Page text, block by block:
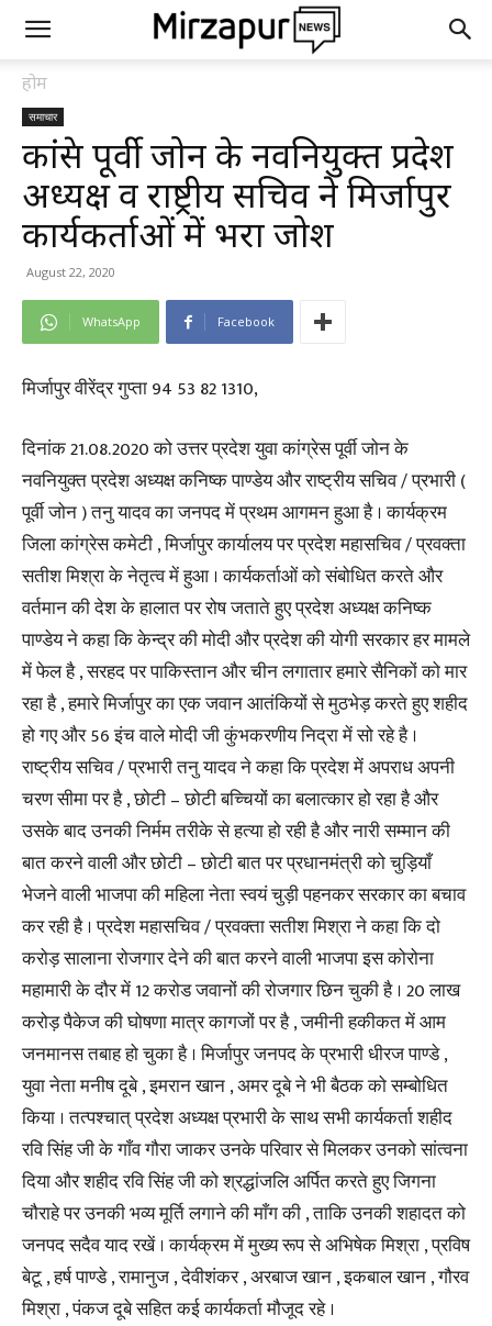
होम
समाचार
कांग्रेस पूर्वी जोन के नवनियुक्त प्रदेश
अध्यक्ष व राष्ट्रीय सचिव ने मिर्जापुर
कार्यकर्ताओं में भरा जोश
August 22, 2020
WhatsApp Facebook
मिर्जापुर वीरेंद्र गुप्ता 94 53 82 1310,
दिनांक 21.08.2020 को उत्तर प्रदेश युवा कांग्रेस पूर्वी जोन के
नवनियुक्त प्रदेश अध्यक्ष कनिष्क पाण्डेय और राष्ट्रीय सचिव / प्रभारी (
पूर्वी जोन ) तनु यादव का जनपद में प्रथम आगमन हुआ है । कार्यक्रम
जिला कांग्रेस कमेटी , मिर्जापुर कार्यालय पर प्रदेश महासचिव / प्रवक्ता
सतीश मिश्रा के नेतृत्व में हुआ । कार्यकर्ताओं को संबोधित करते और
वर्तमान की देश के हालात पर रोष जताते हुए प्रदेश अध्यक्ष कनिष्क
पाण्डेय ने कहा कि केन्द्र की मोदी और प्रदेश की योगी सरकार हर मामले
में फेल है , सरहद पर पाकिस्तान और चीन लगातार हमारे सैनिकों को मार
रहा है , हमारे मिर्जापुर का एक जवान आतंकियों से मुठभेड़ करते हुए शहीद
हो गए और 56 इंच वाले मोदी जी कुंभकरणीय निद्रा में सो रहे है ।
राष्ट्रीय सचिव / प्रभारी तनु यादव ने कहा कि प्रदेश में अपराध अपनी
चरण सीमा पर है , छोटी – छोटी बच्चियों का बलात्कार हो रहा है और
उसके बाद उनकी निर्मम तरीके से हत्या हो रही है और नारी सम्मान की
बात करने वाली और छोटी – छोटी बात पर प्रधानमंत्री को चुड़ियाँ
भेजने वाली भाजपा की महिला नेता स्वयं चुड़ी पहनकर सरकार का बचाव
कर रही है । प्रदेश महासचिव / प्रवक्ता सतीश मिश्रा ने कहा कि दो
करोड़ सालाना रोजगार देने की बात करने वाली भाजपा इस कोरोना
महामारी के दौर में 12 करोड जवानों की रोजगार छिन चुकी है । 20 लाख
करोड़ पैकेज की घोषणा मात्र कागजों पर है , जमीनी हकीकत में आम
जनमानस तबाह हो चुका है । मिर्जापुर जनपद के प्रभारी धीरज पाण्डे ,
युवा नेता मनीष दूबे , इमरान खान , अमर दूबे ने भी बैठक को सम्बोधित
किया । तत्पश्चात् प्रदेश अध्यक्ष प्रभारी के साथ सभी कार्यकर्ता शहीद
रवि सिंह जी के गाँव गौरा जाकर उनके परिवार से मिलकर उनको सांत्वना
दिया और शहीद रवि सिंह जी को श्रद्धांजलि अर्पित करते हुए जिगना
चौराहे पर उनकी भव्य मूर्ति लगाने की माँग की , ताकि उनकी शहादत को
जनपद सदैव याद रखें । कार्यक्रम में मुख्य रूप से अभिषेक मिश्रा , प्रविष
बेटू , हर्ष पाण्डे , रामानुज , देवीशंकर , अरबाज खान , इकबाल खान , गौरव
मिश्रा , पंकज दूबे सहित कई कार्यकर्ता मौजूद रहे ।